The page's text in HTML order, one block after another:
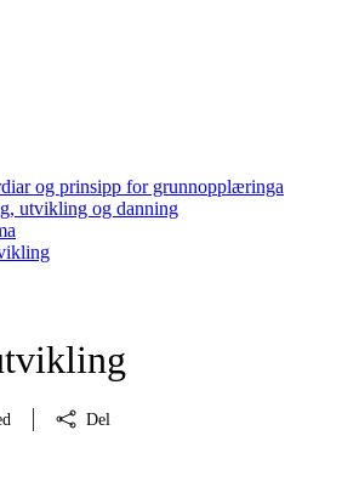
og prinsipp for grunnopplæringa
utvikling og danning
Del